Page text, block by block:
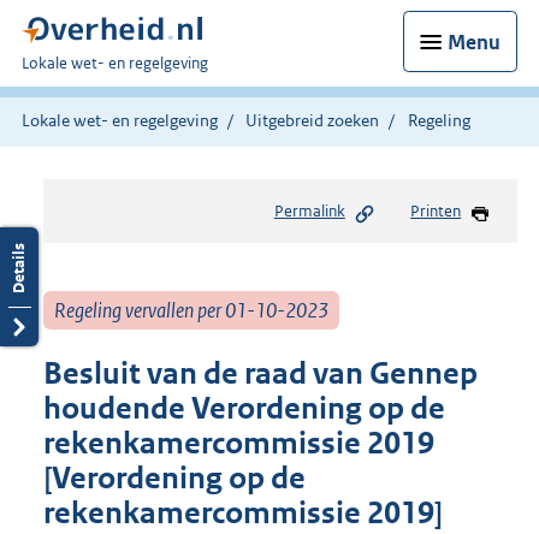
Menu
U
bent
hier:
Lokale wet- en regelgeving
Lokale wet- en regelgeving Uitgebreid zoeken Regeling
Permalink Printen
Regeling vervallen per 01-10-2023
Besluit van de raad van Gennep
houdende Verordening op de
rekenkamercommissie 2019
[Verordening op de
rekenkamercommissie 2019]